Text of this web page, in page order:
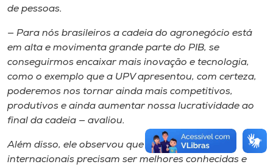
de pessoas.
— Para nós brasileiros a cadeia do agronegócio está
em alta e movimenta grande parte do PIB, se
conseguirmos encaixar mais inovação e tecnologia,
como o exemplo que a UPV apresentou, com certeza,
poderemos nos tornar ainda mais competitivos,
produtivos e ainda aumentar nossa lucratividade ao
final da cadeia — avaliou.
Além disso, ele observou que as relações
internacionais precisam ser melhores conhecidas e